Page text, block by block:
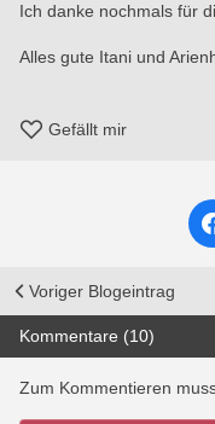
Ich danke nochmals für
Alles gute Itani und
Gefällt mir
Voriger Blogeintrag
Kommentare (10)
Zum Kommentieren